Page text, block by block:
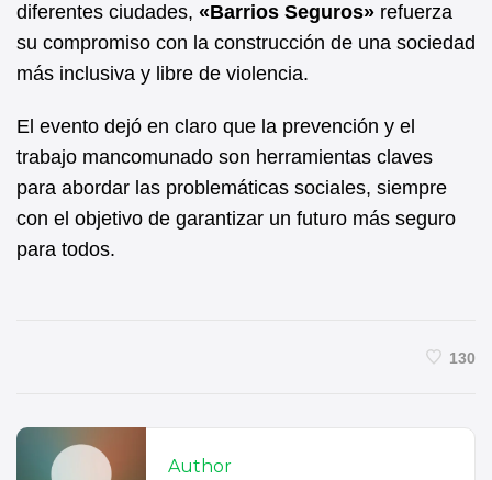
diferentes ciudades, «Barrios Seguros» refuerza
su compromiso con la construcción de una sociedad
más inclusiva y libre de violencia.
El evento dejó en claro que la prevención y el
trabajo mancomunado son herramientas claves
para abordar las problemáticas sociales, siempre
con el objetivo de garantizar un futuro más seguro
para todos.
130
Author